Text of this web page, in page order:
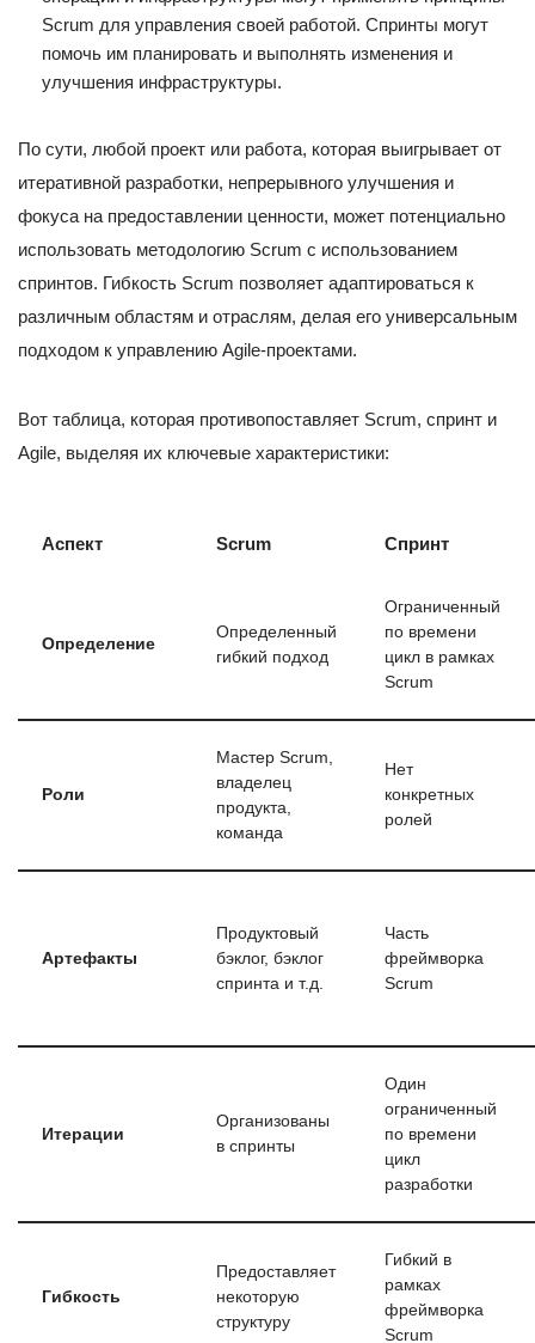
Scrum для управления своей работой. Спринты могут
помочь им планировать и выполнять изменения и
улучшения инфраструктуры.
По сути, любой проект или работа, которая выигрывает от
итеративной разработки, непрерывного улучшения и
фокуса на предоставлении ценности, может потенциально
использовать методологию Scrum с использованием
спринтов. Гибкость Scrum позволяет адаптироваться к
различным областям и отраслям, делая его универсальным
подходом к управлению Agile-проектами.
Вот таблица, которая противопоставляет Scrum, спринт и
Agile, выделяя их ключевые характеристики:
Аспект Scrum Спринт
Определение
Определенный
гибкий подход
Ограниченный
по времени
цикл в рамках
Scrum
Роли
Мастер Scrum,
владелец
продукта,
команда
Нет
конкретных
ролей
Артефакты
Продуктовый
бэклог, бэклог
спринта и т.д.
Часть
фреймворка
Scrum
Итерации
Организованы
в спринты
Один
ограниченный
по времени
цикл
разработки
Гибкость
Предоставляет
некоторую
структуру
Гибкий в
рамках
фреймворка
Scrum